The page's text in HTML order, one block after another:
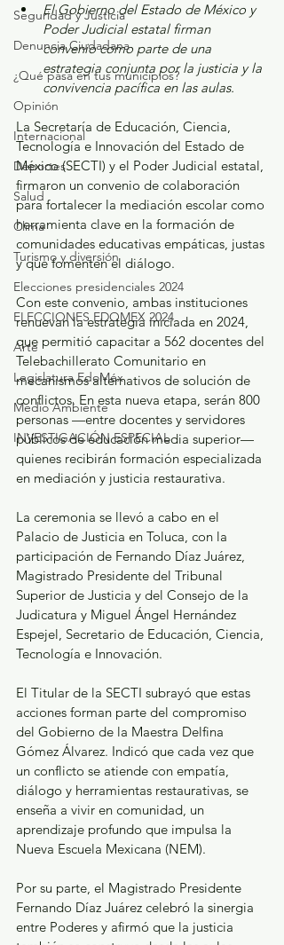
Seguridad y Justicia
Denuncia Ciudadana
¿Qué pasa en tus municipios?
Opinión
Internacional
Deportes
Salud
Clima
Turismo y diversión
Elecciones presidenciales 2024
ELECCIONES EDOMEX 2024
Arte
Legislatura EdoMéx
Medio Ambiente
INVESTIGACIÓN ESPECIAL
El Gobierno del Estado de México y
Poder Judicial estatal firman
convenio como parte de una
estrategia conjunta por la justicia y la
convivencia pacífica en las aulas.
La Secretaría de Educación, Ciencia,
Tecnología e Innovación del Estado de
México (SECTI) y el Poder Judicial estatal,
firmaron un convenio de colaboración
para fortalecer la mediación escolar como
herramienta clave en la formación de
comunidades educativas empáticas, justas
y que fomenten el diálogo.
Con este convenio, ambas instituciones
renuevan la estrategia iniciada en 2024,
que permitió capacitar a 562 docentes del
Telebachillerato Comunitario en
mecanismos alternativos de solución de
conflictos. En esta nueva etapa, serán 800
personas —entre docentes y servidores
públicos de educación media superior—
quienes recibirán formación especializada
en mediación y justicia restaurativa.
La ceremonia se llevó a cabo en el
Palacio de Justicia en Toluca, con la
participación de Fernando Díaz Juárez,
Magistrado Presidente del Tribunal
Superior de Justicia y del Consejo de la
Judicatura y Miguel Ángel Hernández
Espejel, Secretario de Educación, Ciencia,
Tecnología e Innovación.
El Titular de la SECTI subrayó que estas
acciones forman parte del compromiso
del Gobierno de la Maestra Delfina
Gómez Álvarez. Indicó que cada vez que
un conflicto se atiende con empatía,
diálogo y herramientas restaurativas, se
enseña a vivir en comunidad, un
aprendizaje profundo que impulsa la
Nueva Escuela Mexicana (NEM).
Por su parte, el Magistrado Presidente
Fernando Díaz Juárez celebró la sinergia
entre Poderes y afirmó que la justicia